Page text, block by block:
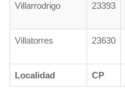
Villarrodrigo 23393
Villatorres 23630
Localidad CP